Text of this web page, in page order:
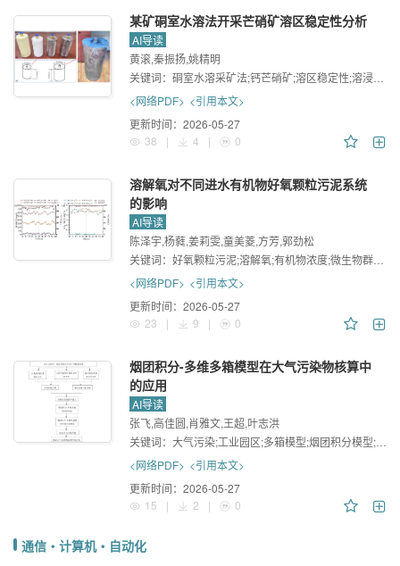
某矿硐室水溶法开采芒硝矿溶区稳定性分析
AI导读
黄滚,秦振扬,姚精明
关键词： 硐室水溶采矿法;钙芒硝矿;溶区稳定性;溶浸实验;数值模拟
<网络PDF> <引用本文>
更新时间： 2026-05-27
38
| 4 | 0
溶解氧对不同进水有机物好氧颗粒污泥系统
的影响
AI导读
陈泽宇,杨蕤,姜莉雯,童美菱,方芳,郭劲松
关键词： 好氧颗粒污泥;溶解氧;有机物浓度;微生物群落;功能预测
<网络PDF> <引用本文>
更新时间： 2026-05-27
23
| 9 | 0
烟团积分-多维多箱模型在大气污染物核算中
的应用
AI导读
张飞,高佳圆,肖雅文,王超,叶志洪
关键词： 大气污染;工业园区;多箱模型;烟团积分模型;环境容量
<网络PDF> <引用本文>
更新时间： 2026-05-27
15
| 2 | 0
通信・计算机・自动化